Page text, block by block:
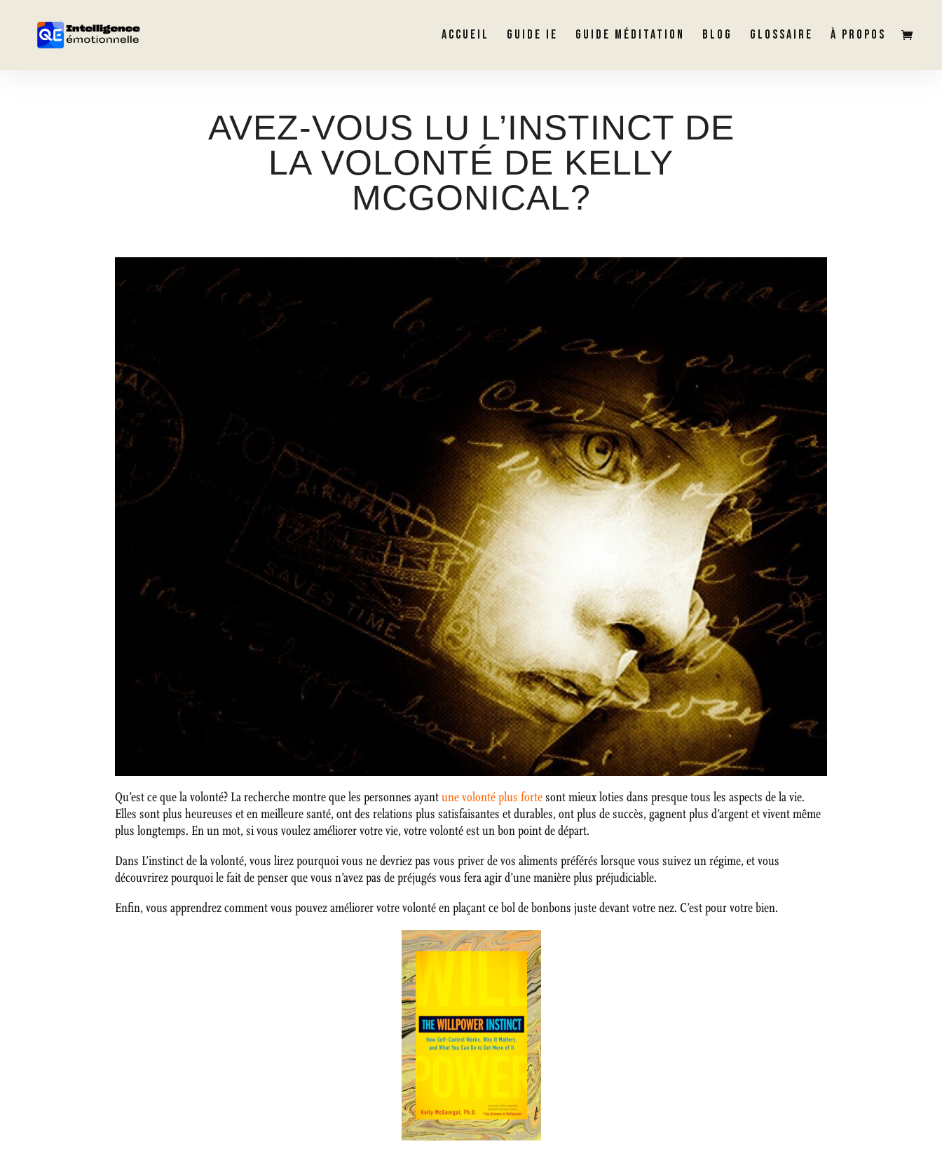
ACCUEIL GUIDE IE GUIDE MÉDITATION BLOG GLOSSAIRE À PROPOS
AVEZ-VOUS LU L’INSTINCT DE
LA VOLONTÉ DE KELLY
MCGONICAL?
Qu’est ce que la volonté? La recherche montre que les personnes ayantune volonté plus fortesont mieux loties dans presque tous les aspects de la vie.
Elles sont plus heureuses et en meilleure santé, ont des relations plus satisfaisantes et durables, ont plus de succès, gagnent plus d’argent et vivent même
plus longtemps. En un mot, si vous voulez améliorer votre vie, votre volonté est un bon point de départ.
Dans L’instinct de la volonté, vous lirez pourquoi vous ne devriez pas vous priver de vos aliments préférés lorsque vous suivez un régime, et vous
découvrirez pourquoi le fait de penser que vous n’avez pas de préjugés vous fera agir d’une manière plus préjudiciable.
Enfin, vous apprendrez comment vous pouvez améliorer votre volonté en plaçant ce bol de bonbons juste devant votre nez. C’est pour votre bien.